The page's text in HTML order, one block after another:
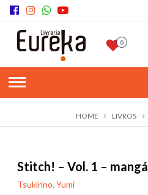
0
HOME LIVROS
Stitch! – Vol. 1 – mangá
Tsukirino, Yumi